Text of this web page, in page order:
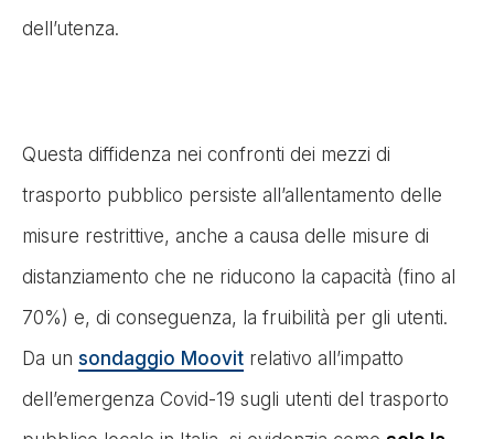
dell’utenza.
Questa diffidenza nei confronti dei mezzi di
trasporto pubblico persiste all’allentamento delle
misure restrittive, anche a causa delle misure di
distanziamento che ne riducono la capacità (fino al
70%) e, di conseguenza, la fruibilità per gli utenti.
Da un sondaggio Moovit relativo all’impatto
dell’emergenza Covid-19 sugli utenti del trasporto